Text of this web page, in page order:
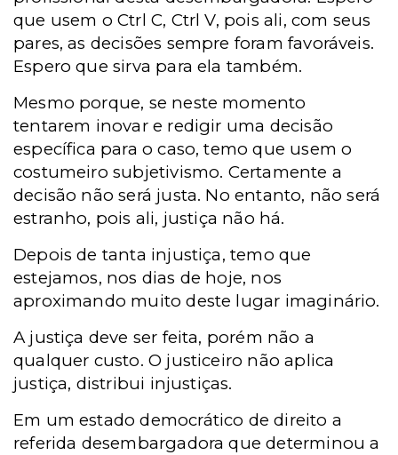
que usem o Ctrl C, Ctrl V, pois ali, com seus
pares, as decisões sempre foram favoráveis.
Espero que sirva para ela também.
Mesmo porque, se neste momento
tentarem inovar e redigir uma decisão
específica para o caso, temo que usem o
costumeiro subjetivismo. Certamente a
decisão não será justa. No entanto, não será
estranho, pois ali, justiça não há.
Depois de tanta injustiça, temo que
estejamos, nos dias de hoje, nos
aproximando muito deste lugar imaginário.
A justiça deve ser feita, porém não a
qualquer custo. O justiceiro não aplica
justiça, distribui injustiças.
Em um estado democrático de direito a
referida desembargadora que determinou a